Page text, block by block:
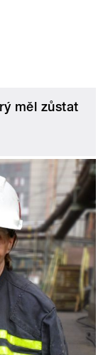
měl zůstat